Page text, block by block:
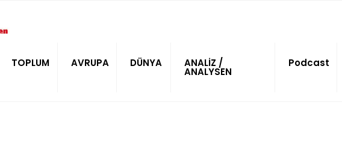
TOPLUM AVRUPA DÜNYA ANALİZ /
ANALYSEN
Podcast